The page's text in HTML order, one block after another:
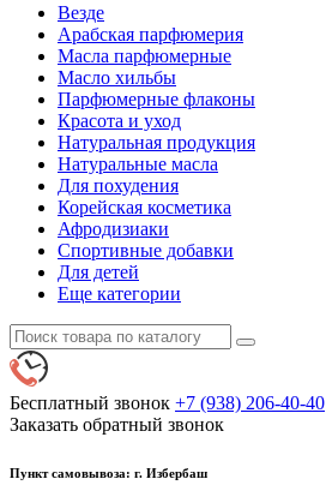
Везде
Арабская парфюмерия
Масла парфюмерные
Масло хильбы
Парфюмерные флаконы
Красота и уход
Натуральная продукция
Натуральные масла
Для похудения
Корейская косметика
Афродизиаки
Спортивные добавки
Для детей
Еще категории
Бесплатный звонок +7 (938) 206-40-40
Заказать обратный звонок
Пункт самовывоза: г. Избербаш